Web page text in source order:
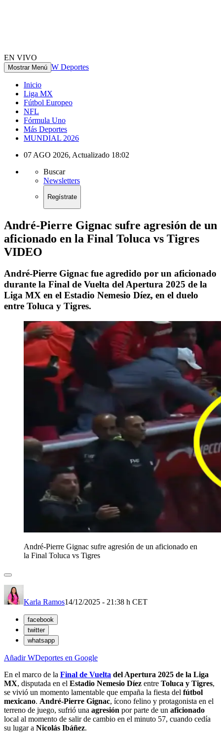
EN VIVO
Mostrar Menú W Deportes
Inicio
Liga MX
Fútbol Europeo
NFL
Fórmula Uno
Más Deportes
MUNDIAL 2026
07 AGO 2026, Actualizado 18:02
Buscar
Newsletters
Regístrate
André-Pierre Gignac sufre agresión de un
aficionado en la Final Toluca vs Tigres
VIDEO
André-Pierre Gignac fue agredido por un aficionado
durante la Final de Vuelta del Apertura 2025 de la
Liga MX en el Estadio Nemesio Díez, en el duelo
entre Toluca y Tigres.
André-Pierre Gignac sufre agresión de un aficionado en
la Final Toluca vs Tigres
Karla Ramos14/12/2025 - 21:38 h CET
facebook
twitter
whatsapp
Añadir WDeportes en Google
En el marco de la Final de Vuelta del Apertura 2025 de la Liga
MX, disputada en el Estadio Nemesio Díez entre Toluca y Tigres,
se vivió un momento lamentable que empaña la fiesta del fútbol
mexicano. André-Pierre Gignac, ícono felino y protagonista en el
terreno de juego, sufrió una agresión por parte de un aficionado
local al momento de salir de cambio en el minuto 57, cuando cedía
su lugar a Nicolás Ibáñez.